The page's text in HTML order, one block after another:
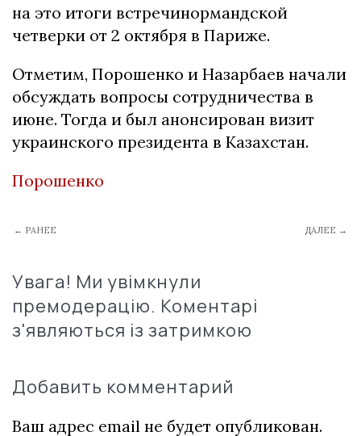
на это итоги встречинормандской
четверки от 2 октября в Париже.
Отметим, Порошенко и Назарбаев начали
обсуждать вопросы сотрудничества в
июне. Тогда и был анонсирован визит
украинского президента в Казахстан.
Порошенко
← РАНЕЕ ДАЛЕЕ →
Увага! Ми увімкнули
премодерацію. Коментарі
з'являються із затримкою
Добавить комментарий
Ваш адрес email не будет опубликован.